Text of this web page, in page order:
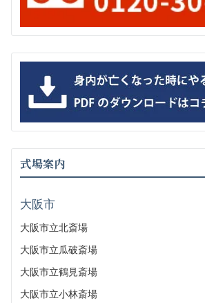
式場案内
大阪市
大阪市立北斎場
大阪市立瓜破斎場
大阪市立鶴見斎場
大阪市立小林斎場